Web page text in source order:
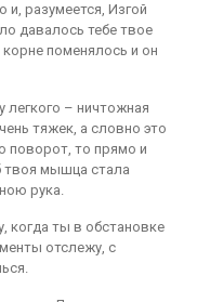
и, разумеется, Изгой
давалось тебе твое
поменялось и он
легкого – ничтожная
тяжек, а словно это
поворот, то прямо и
твоя мышца стала
рука.
когда ты в обстановке
отслежу, с